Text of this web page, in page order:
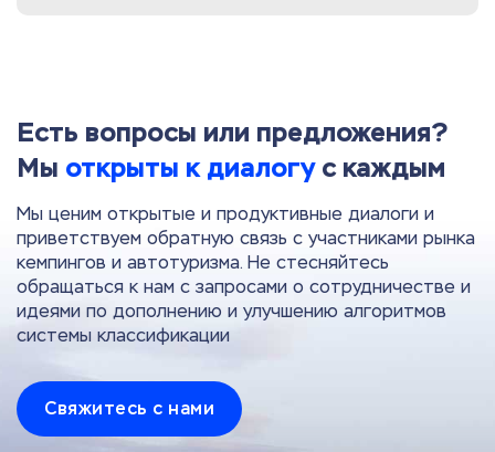
Есть вопросы или предложения?
Мы открыты к диалогус каждым
Мы ценим открытые и продуктивные диалоги и
приветствуем обратную связь с участниками рынка
кемпингов и автотуризма. Не стесняйтесь
обращаться к нам с запросами о сотрудничестве и
идеями по дополнению и улучшению алгоритмов
системы классификации
Свяжитесь с нами